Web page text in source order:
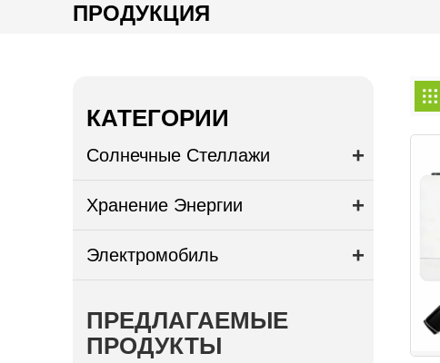
ПРОДУКЦИЯ
КАТЕГОРИИ
Солнечные Стеллажи
Хранение Энергии
Электромобиль
ПРЕДЛАГАЕМЫЕ
ПРОДУКТЫ